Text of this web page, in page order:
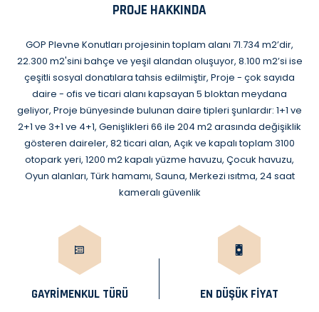
PROJE HAKKINDA
GOP Plevne Konutları projesinin toplam alanı 71.734 m2’dir,
22.300 m2'sini bahçe ve yeşil alandan oluşuyor, 8.100 m2’si ise
çeşitli sosyal donatılara tahsis edilmiştir, Proje - çok sayıda
daire - ofis ve ticari alanı kapsayan 5 bloktan meydana
geliyor, Proje bünyesinde bulunan daire tipleri şunlardır: 1+1 ve
2+1 ve 3+1 ve 4+1, Genişlikleri 66 ile 204 m2 arasında değişiklik
gösteren daireler, 82 ticari alan, Açık ve kapalı toplam 3100
otopark yeri, 1200 m2 kapalı yüzme havuzu, Çocuk havuzu,
Oyun alanları, Türk hamamı, Sauna, Merkezi ısıtma, 24 saat
kameralı güvenlik
GAYRIMENKUL TÜRÜ EN DÜŞÜK FİYAT